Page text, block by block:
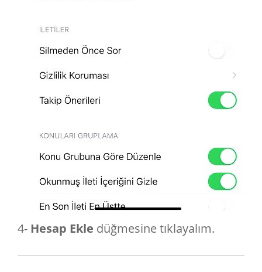
4- Hesap Ekle düğmesine tıklayalım.